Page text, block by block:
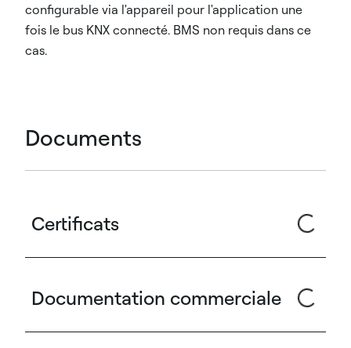
configurable via l'appareil pour l'application une
fois le bus KNX connecté. BMS non requis dans ce
cas.
Documents
Certificats
Documentation commerciale